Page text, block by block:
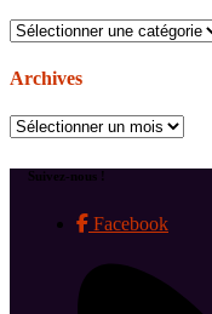
Catégories
Archives
Archives
Suivez-nous !
Facebook